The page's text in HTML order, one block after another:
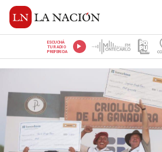
ESCUCHÁ
TU RADIO
PREFERIDA